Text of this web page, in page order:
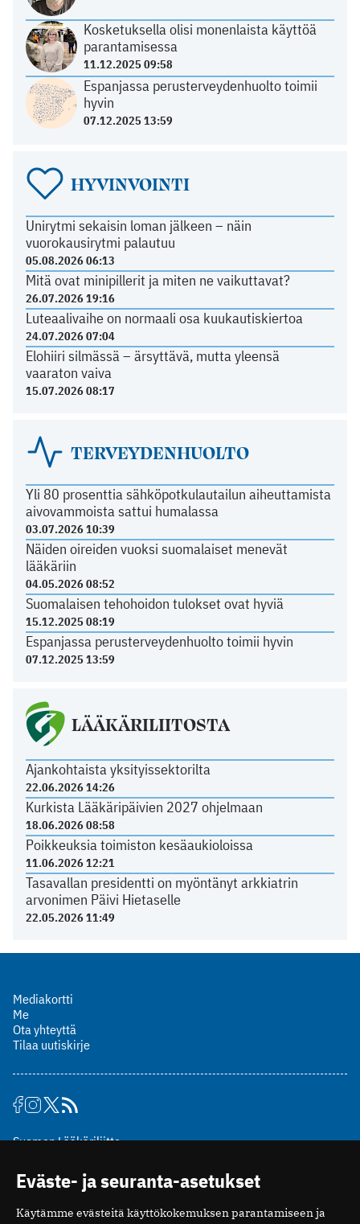
Kosketuksella olisi monenlaista käyttöä
parantamisessa
11.12.2025 09:58
Espanjassa perusterveydenhuolto toimii
hyvin
07.12.2025 13:59
HYVINVOINTI
Unirytmi sekaisin loman jälkeen – näin
vuorokausirytmi palautuu
05.08.2026 06:13
Mitä ovat minipillerit ja miten ne vaikuttavat?
26.07.2026 19:16
Luteaalivaihe on normaali osa kuukautiskiertoa
24.07.2026 07:04
Elohiiri silmässä – ärsyttävä, mutta yleensä
vaaraton vaiva
15.07.2026 08:17
TERVEYDENHUOLTO
Yli 80 prosenttia sähköpotkulautailun aiheuttamista
aivovammoista sattui humalassa
03.07.2026 10:39
Näiden oireiden vuoksi suomalaiset menevät
lääkäriin
04.05.2026 08:52
Suomalaisen tehohoidon tulokset ovat hyviä
15.12.2025 08:19
Espanjassa perusterveydenhuolto toimii hyvin
07.12.2025 13:59
LÄÄKÄRILIITOSTA
Ajankohtaista yksityissektorilta
22.06.2026 14:26
Kurkista Lääkäripäivien 2027 ohjelmaan
18.06.2026 08:58
Poikkeuksia toimiston kesäaukioloissa
11.06.2026 12:21
Tasavallan presidentti on myöntänyt arkkiatrin
arvonimen Päivi Hietaselle
22.05.2026 11:49
Mediakortti
Me
Ota yhteyttä
Tilaa uutiskirje
Suomen Lääkäriliitto
00510 Helsinki
puh. (09) 393 091
toimitus@potilaanlaakarilehti.fi
Eväste- ja seuranta-asetukset
Käytämme evästeitä käyttökokemuksen parantamiseen ja